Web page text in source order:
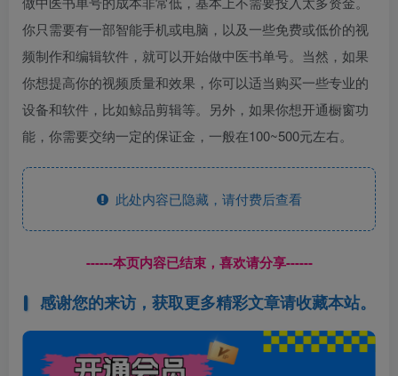
你只需要有一部智能手机或电脑，以及一些免费或低价的视
频制作和编辑软件，就可以开始做中医书单号。当然，如果
你想提高你的视频质量和效果，你可以适当购买一些专业的
设备和软件，比如鲸品剪辑等。另外，如果你想开通橱窗功
能，你需要交纳一定的保证金，一般在100~500元左右。
此处内容已隐藏，请付费后查看
------本页内容已结束，喜欢请分享------
感谢您的来访，获取更多精彩文章请收藏本站。